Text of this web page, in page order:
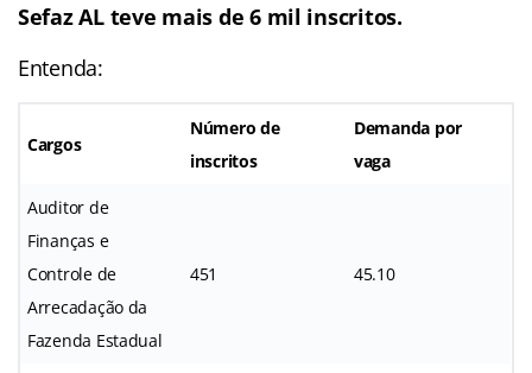
Sefaz AL teve mais de 6 mil inscritos.
Entenda:
Cargos
Número de
inscritos
Demanda por
vaga
Auditor de
Finanças e
Controle de
Arrecadação da
Fazenda Estadual
451 45.10